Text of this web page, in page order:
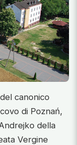
canonico
di Poznań,
della
Vergine